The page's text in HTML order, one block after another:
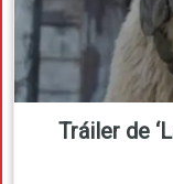
Tráiler de